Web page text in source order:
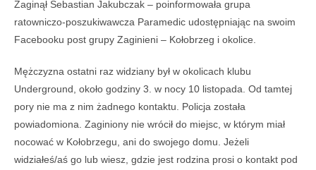
Zaginął Sebastian Jakubczak – poinformowała grupa
ratowniczo-poszukiwawcza Paramedic udostępniając na swoim
Facebooku post grupy Zaginieni – Kołobrzeg i okolice.
Mężczyzna ostatni raz widziany był w okolicach klubu
Underground, około godziny 3. w nocy 10 listopada. Od tamtej
pory nie ma z nim żadnego kontaktu. Policja została
powiadomiona. Zaginiony nie wrócił do miejsc, w którym miał
nocować w Kołobrzegu, ani do swojego domu. Jeżeli
widziałeś/aś go lub wiesz, gdzie jest rodzina prosi o kontakt pod